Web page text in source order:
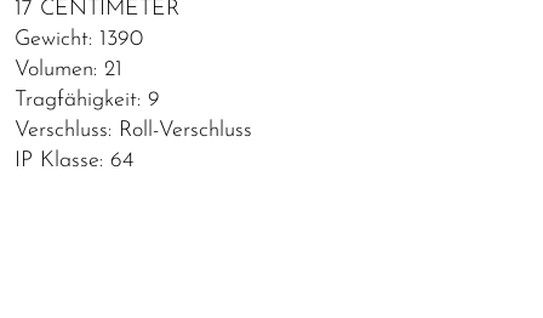
17 CENTIMETER
Gewicht: 1390
Volumen: 21
Tragfähigkeit: 9
Verschluss: Roll-Verschluss
IP Klasse: 64